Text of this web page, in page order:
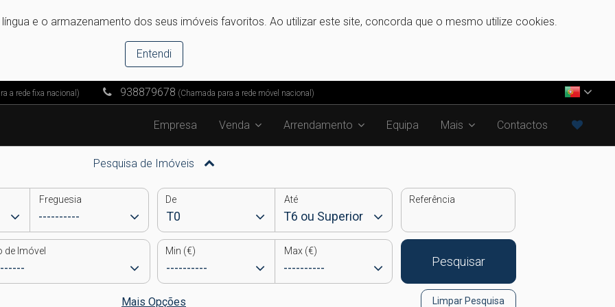
e o armazenamento dos seus imóveis favoritos. Ao utilizar este site, concorda que o mesmo utilize cookies.
Entendi
a rede fixa nacional) 938879678 (Chamada para a rede móvel nacional)
Empresa Venda Arrendamento Equipa Mais Contactos
Pesquisa de Imóveis
Freguesia De Até Referência
de Imóvel Min (€) Max (€)
Pesquisar
Mais Opções Limpar Pesquisa